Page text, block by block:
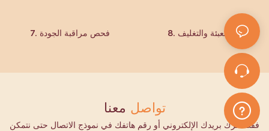
7. فحص مراقبة الجودة 8. التعبئة والتغليف
تواصل معنا
فقط اترك بريدك الإلكتروني أو رقم هاتفك في نموذج الاتصال حتى نتمكن